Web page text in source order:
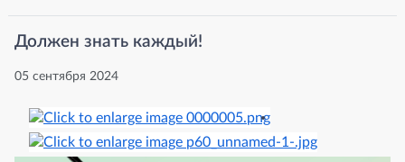
Должен знать каждый!
05 сентября 2024